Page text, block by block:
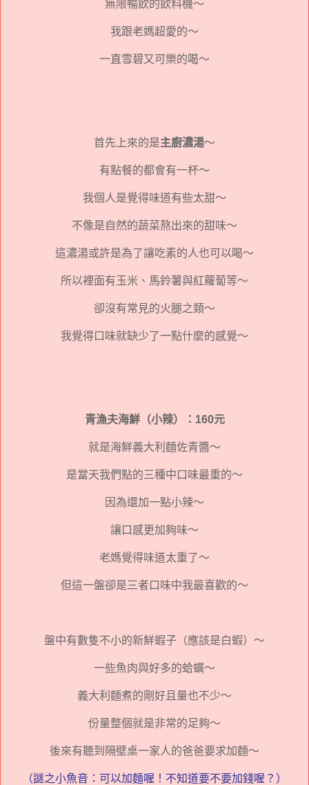
無限暢飲的飲料機～
我跟老媽超愛的～
一直雪碧又可樂的喝～
首先上來的是主廚濃湯～
有點餐的都會有一杯～
我個人是覺得味道有些太甜～
不像是自然的蔬菜熬出來的甜味～
這濃湯或許是為了讓吃素的人也可以喝～
所以裡面有玉米、馬鈴薯與紅蘿蔔等～
卻沒有常見的火腿之類～
我覺得口味就缺少了一點什麼的感覺～
青漁夫海鮮（小辣）：160元
就是海鮮義大利麵佐青醬～
是當天我們點的三種中口味最重的～
因為還加一點小辣～
讓口感更加夠味～
老媽覺得味道太重了～
但這一盤卻是三者口味中我最喜歡的～
盤中有數隻不小的新鮮蝦子（應該是白蝦）～
一些魚肉與好多的蛤蠣～
義大利麵煮的剛好且量也不少～
份量整個就是非常的足夠～
後來有聽到隔壁桌一家人的爸爸要求加麵～
（謎之小魚音：可以加麵喔！不知道要不要加錢喔？）